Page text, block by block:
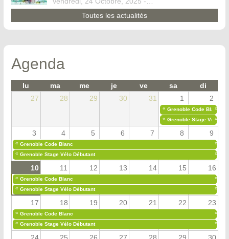
Toutes les actualités
Agenda
lu ma me je ve sa
di
27
28 29 30 31 1 2
« Grenoble Code Blanc
»
« Grenoble Stage Vélo
»
3 4 5 6 7 8 9
« Grenoble Code Blanc
»
« Grenoble Stage Vélo Débutant »
10 11 12 13 14 15 16
« Grenoble Code Blanc
»
« Grenoble Stage Vélo Débutant »
17 18 19 20 21 22 23
« Grenoble Code Blanc
»
« Grenoble Stage Vélo Débutant »